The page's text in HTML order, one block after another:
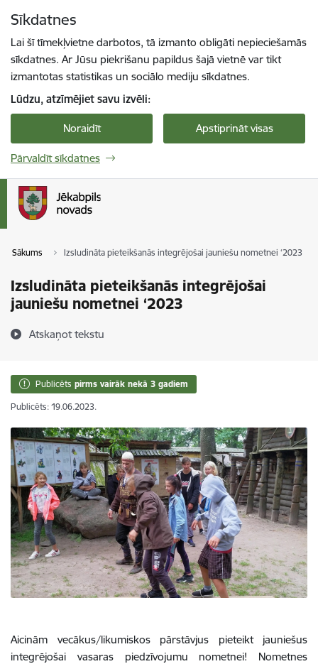
Sīkdatnes
Lai šī tīmekļvietne darbotos, tā izmanto obligāti nepieciešamās
sīkdatnes. Ar Jūsu piekrišanu papildus šajā vietnē var tikt
izmantotas statistikas un sociālo mediju sīkdatnes.
Lūdzu, atzīmējiet savu izvēli:
Noraidīt Apstiprināt visas
Pārvaldīt sīkdatnes
Sākums Izsludināta pieteikšanās integrējošai jauniešu nometnei ‘2023
Izsludināta pieteikšanās integrējošai
jauniešu nometnei ‘2023
Atskaņot tekstu
Publicēts pirms vairāk nekā 3 gadiem
Publicēts: 19.06.2023.
Aicinām vecākus/likumiskos pārstāvjus pieteikt jauniešus
integrējošai vasaras piedzīvojumu nometnei! Nometnes